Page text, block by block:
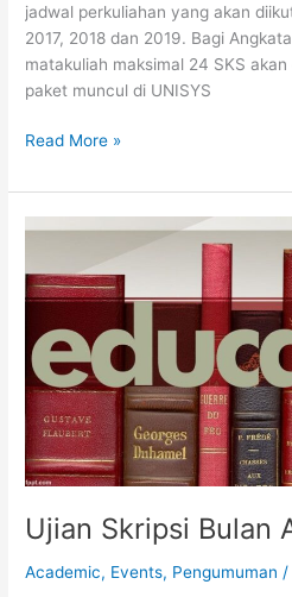
jadwal perkuliahan yang akan
2017, 2018 dan 2019. Bagi
matakuliah maksimal 24 SKS
paket muncul di UNISYS
Read More »
Ujian Skripsi Bulan
Academic, Events, Pengumuman /
Ujian
Bulan
Agustus
2019